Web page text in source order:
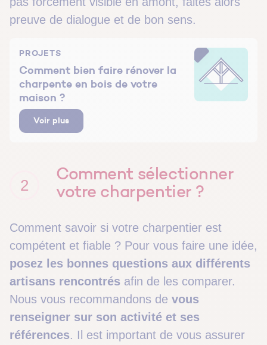
preuve de dialogue et de bon sens.
Voir plus
Comment bien faire rénover la
charpente en bois de votre
maison ?
PROJETS
2
Comment sélectionner
votre charpentier ?
Comment savoir si votre charpentier est
compétent et fiable ? Pour vous faire une idée,
posez les bonnes questions aux différents
artisans rencontrés afin de les comparer.
Nous vous recommandons de vous
renseigner sur son activité et ses
références. Il est important de vous assurer